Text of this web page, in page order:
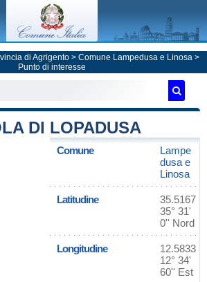
di Agrigento > Comune Lampedusa e Linosa >
Punto di interesse
DI LOPADUSA
Comune
Lampe
dusa e
Linosa
Latitudine
35.5167
35° 31'
0'' Nord
Longitudine
12.5833
12° 34'
60'' Est